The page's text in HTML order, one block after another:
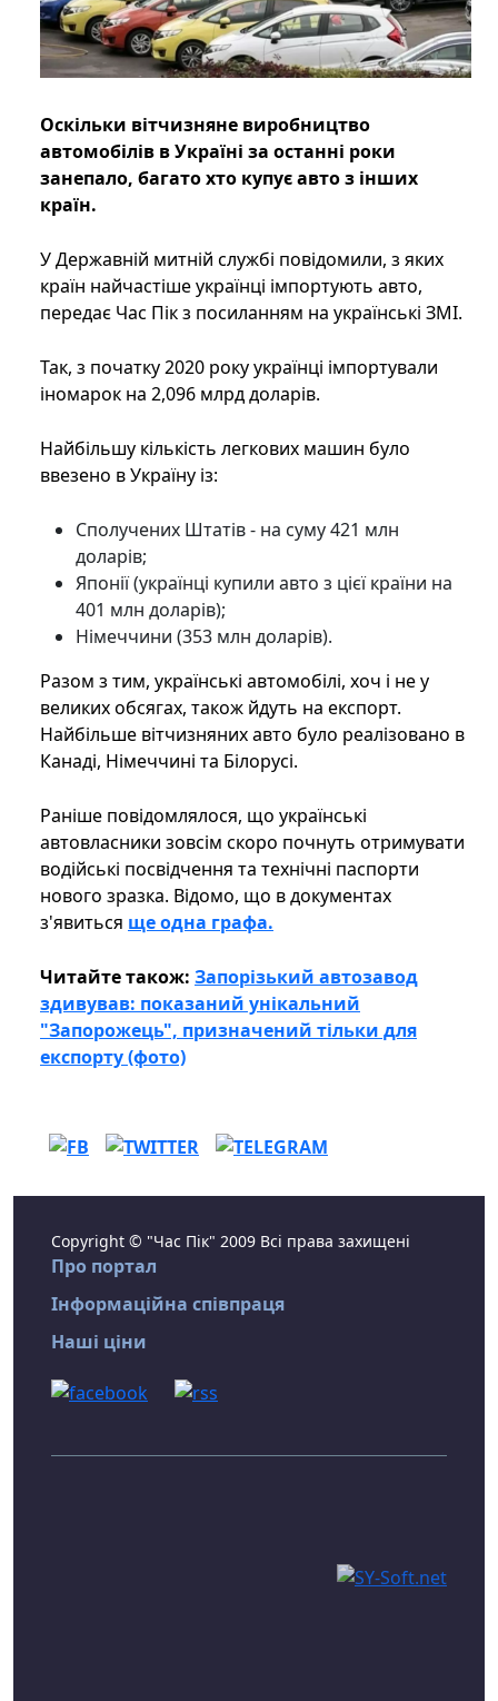
Оскільки вітчизняне виробництво
автомобілів в Україні за останні роки
занепало, багато хто купує авто з інших
країн.
У Державній митній службі повідомили, з яких
країн найчастіше українці імпортують авто,
передає Час Пік з посиланням на українські ЗМІ.
Так, з початку 2020 року українці імпортували
іномарок на 2,096 млрд доларів.
Найбільшу кількість легкових машин було
ввезено в Україну із:
Сполучених Штатів - на суму 421 млн
доларів;
Японії (українці купили авто з цієї країни на
401 млн доларів);
Німеччини (353 млн доларів).
Разом з тим, українські автомобілі, хоч і не у
великих обсягах, також йдуть на експорт.
Найбільше вітчизняних авто було реалізовано в
Канаді, Німеччині та Білорусі.
Раніше повідомлялося, що українські
автовласники зовсім скоро почнуть отримувати
водійські посвідчення та технічні паспорти
нового зразка. Відомо, що в документах
з'явиться ще одна графа.
Читайте також: Запорізький автозавод
здивував: показаний унікальний
"Запорожець", призначений тільки для
експорту (фото)
Copyright © "Час Пік" 2009 Всі права захищені
Про портал
Інформаційна співпраця
Наші ціни